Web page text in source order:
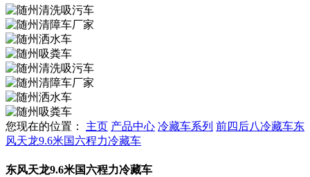
您现在的位置： 主页 产品中心 冷藏车系列 前四后八冷藏车东
风天龙9.6米国六程力冷藏车
东风天龙9.6米国六程力冷藏车